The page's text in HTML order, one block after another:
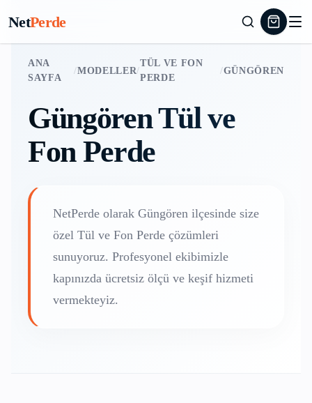
NetPerde
ANA
SAYFA
/MODELLER/
TÜL VE FON
PERDE
/GÜNGÖREN
GüngörenTül ve
Fon Perde
NetPerde olarak Güngören ilçesinde size
özel Tül ve Fon Perde çözümleri
sunuyoruz. Profesyonel ekibimizle
kapınızda ücretsiz ölçü ve keşif hizmeti
vermekteyiz.